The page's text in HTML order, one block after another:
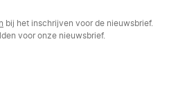
bij het inschrijven voor de nieuwsbrief.
voor onze nieuwsbrief.